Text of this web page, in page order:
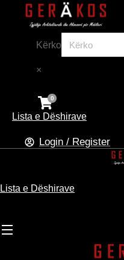
Kërko
×
Lista e Dëshirave
Login / Register
Lista e Dëshirave